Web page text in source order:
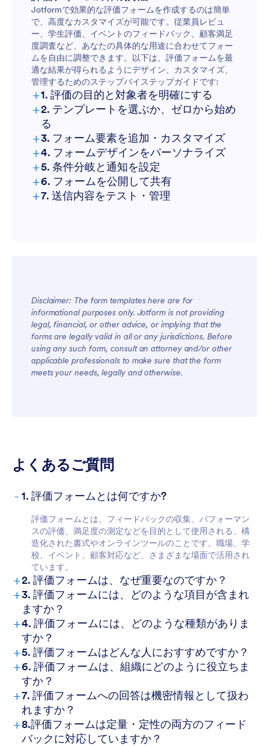
学生評価：
イベントフィードバック：
顧客アンケート：
Jotformで効果的な評価フォームを作成するのは簡単
で、高度なカスタマイズが可能です。従業員レビュ
ー、学生評価、イベントのフィードバック、顧客満足
度調査など、あなたの具体的な用途に合わせてフォー
ムを自由に調整できます。以下は、評価フォームを最
適な結果が得られるようにデザイン、カスタマイズ、
管理するためのステップバイステップガイドです:
+1. 評価の目的と対象者を明確にする
+2. テンプレートを選ぶか、ゼロから始め
る
+3. フォーム要素を追加・カスタマイズ
+4. フォームデザインをパーソナライズ
+5. 条件分岐と通知を設定
+6. フォームを公開して共有
+7. 送信内容をテスト・管理
Disclaimer: The form templates here are for
informational purposes only. Jotform is not providing
legal, financial, or other advice, or implying that the
forms are legally valid in all or any jurisdictions. Before
using any such form, consult an attorney and/or other
applicable professionals to make sure that the form
meets your needs, legally and otherwise.
よくあるご質問
- 1. 評価フォームとは何ですか?
評価フォームとは、フィードバックの収集、パフォーマン
スの評価、満足度の測定などを目的として使用される、構
造化された書式やオンラインツールのことです。職場、学
校、イベント、顧客対応など、さまざまな場面で活用され
ています。
+2. 評価フォームは、なぜ重要なのですか？
+3. 評価フォームには、どのような項目が含まれ
ますか？
+4. 評価フォームには、どのような種類がありま
すか？
+5. 評価フォームはどんな人におすすめですか？
+6. 評価フォームは、組織にどのように役立ちま
すか？
+7. 評価フォームへの回答は機密情報として扱わ
れますか？
+8.評価フォームは定量・定性の両方のフィード
バックに対応していますか？